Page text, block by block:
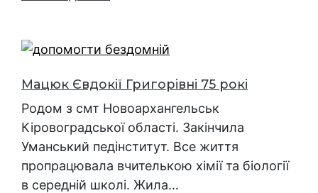
Мацюк Євдокії Григорівні 75 рокі
Родом з смт Новоархангельськ
Кіровоградської області. Закінчила
Уманський педінститут. Все життя
пропрацювала вчителькою хімії та біології
в середній школі. Жила…